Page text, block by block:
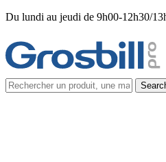
Du lundi au jeudi de 9h00-12h30/